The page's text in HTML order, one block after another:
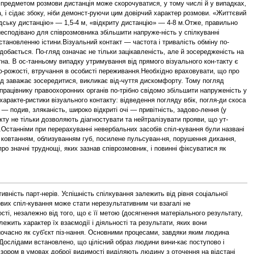
з певною соціальною групою, ми сприймаємо її права, обов'язки, привілеї. Виникає відчуття «Ми» (моя група) на відміну від «Вони» (їх група), причому в міжгруповому спілкуванні «Ми» частіше переоцінюються, а «Вони» — недо-оцінюються.Із зазначеного можна зробити важливий висновок: наше розуміння людей завжди певною мірою неточне та упередже-не, бо якщо «Ми» не дає хоча б маленької переваги, то потер-пає самооцінка. Ця тенденція виявляється як в оцінках, уяв-леннях, судженнях, так і в зовнішній поведінці, причому вона посилюється в умовах змагання, особливо з невизначеними критеріями. При оцінці результатів більш упередженими ви-являються ті, що програють чи мають нижчий статус. Отже, в умовах соціальної несправедливості різко зменшується віро-гідність неупереджених оцінок, терпимості та взаєморозумін-ня між людьми, що належать до різних груп, причому психо-логічно найбільше страждають ті, що не мають ніяких благ та привілеїв.3. Стереотипізація — розуміння іншої людини шляхом віднесення її до певної соціальної групи та автоматичного пе-ренесення на неї типових для даної групи характеристик. Термін запропонований американським журналістом О. Ліп-маном для визначення штампів та кліше («фіксованих карти-нок у голові») в людському спілкуванні.Існує багато визначень стереотипів. Найбільш коротке з них — «усі вони такі». При цьому не має значення, хто це кон-кретно та які вони насправді: усі професори неуважні, усі анг-лійці — стримані, усі жінки — непостійні. Приклади можна продовжувати. Характерно, що при цьому всі знають — на-справді це не так, об'єднувати всіх одним штампом — велике спрощення і огрубления дійсності. Але стереотипи все ж існу-ють, бо вони виконують свою функцію — просто й швидко категоризувати індивіда.Грубість, схематизм, ворожість по суті своїй не притаман-ні стереотипізації, а виникають як наслідок соціальних умов. Стереотипи необхідні для психологічної регуляції міжособистісної взаємодії, без них людина «потонула» б у хаосі інформації, що надходить. Отже, необхідно боротися не з стерео-типами як такими, а лише з найбільш хибними та небезпеч-ними з них. Дестереотипізація потрібна у міжетнічних, міжнаціональних, а також міжгрупових стосунках, бо багато психологічних труднощів виникає саме в цих сферах і вони призводять до тяжких наслідків.Усі вищезазначені механізми розуміння людини людиною діють в умовах міжгрупового спілкування. При міжособистісному — взаєморозуміння реалізується за рахунок інших ме-ханізмів, провідними серед яких є:1. Атрибуція — розуміння іншої людини шляхом припи-сування їй тих чи інших причин поведінки з позицій власно-го життєвого досвіду та здорового глузду. Як працює атрибу-тивний механізм?Звичайно ми маємо справу з трьома видами інформації:знання про людину, поведінку якої ми хочемо пояснити,знання про ситуацію, в якій вона вчинила певну дію, вела се-бе певним чином, наш власний досвід соціальної поведінки та соціальних контактів. Коли ми достатньо знаємо про су-б'єкт і обставини, в яких він опинився, атрибуція («припису-вання») зводиться до мінімуму, а наше пояснення його пове-дінки буде більш точним. Коли ж ми мало або нічого не знає-мо про людину та зовнішні обставини, то використовуємо власні, нехай і обмежені знання, досвід і таким чином, фан-тазуючи, можемо пояснити що завгодно, і без ніяких трудно-щів. Ми з легкістю пояснюємо собі та іншим, чому одні одру-жуються, а інші — розлучаються, чому один вступає до інсти-туту, а другий іде працювати, чому так, а не інакше поводяться американці, японці, навіть аборигени в басейні річки Амазон-ки. Суб'єктивних труднощів це не викликає, але слід врахову-вати, що чим менша доля об'єктивної інформації, тим суттє-віші помилки. У історії є безліч прикладів, коли мандрівники у чужих краях отримували від своїх дій результат, протилеж-ний очікуваному, користуючись атрибутивними механізмами. Головна їх функція — зняти чи зменшити невизначеність